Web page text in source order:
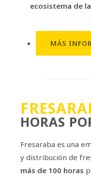
ecosistema de
MÁS
HORAS
Fresaraba es una
y distribución de
más de 100 horas